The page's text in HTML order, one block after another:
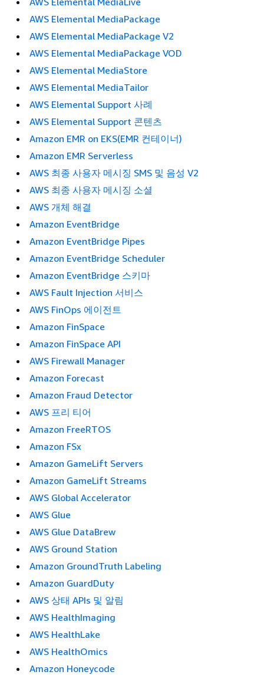
AWS Elemental MediaPackage
AWS Elemental MediaPackage V2
AWS Elemental MediaPackage VOD
AWS Elemental MediaStore
AWS Elemental MediaTailor
AWS Elemental Support 사례
AWS Elemental Support 콘텐츠
Amazon EMR on EKS(EMR 컨테이너)
Amazon EMR Serverless
AWS 최종 사용자 메시징 SMS 및 음성 V2
AWS 최종 사용자 메시징 소셜
AWS 개체 해결
Amazon EventBridge
Amazon EventBridge Pipes
Amazon EventBridge Scheduler
Amazon EventBridge 스키마
AWS Fault Injection 서비스
AWS FinOps 에이전트
Amazon FinSpace
Amazon FinSpace API
AWS Firewall Manager
Amazon Forecast
Amazon Fraud Detector
AWS 프리 티어
Amazon FreeRTOS
Amazon FSx
Amazon GameLift Servers
Amazon GameLift Streams
AWS Global Accelerator
AWS Glue
AWS Glue DataBrew
AWS Ground Station
Amazon GroundTruth Labeling
Amazon GuardDuty
AWS 상태 APIs 및 알림
AWS HealthImaging
AWS HealthLake
AWS HealthOmics
Amazon Honeycode